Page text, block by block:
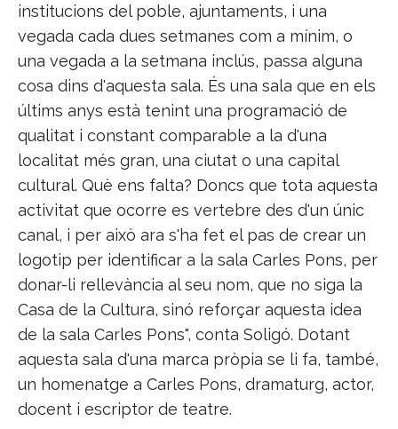
institucions del poble, ajuntaments, i una
vegada cada dues setmanes com a mínim, o
una vegada a la setmana inclús, passa alguna
cosa dins d'aquesta sala. És una sala que en els
últims anys està tenint una programació de
qualitat i constant comparable a la d'una
localitat més gran, una ciutat o una capital
cultural. Què ens falta? Doncs que tota aquesta
activitat que ocorre es vertebre des d'un únic
canal, i per això ara s'ha fet el pas de crear un
logotip per identificar a la sala Carles Pons, per
donar-li rellevància al seu nom, que no siga la
Casa de la Cultura, sinó reforçar aquesta idea
de la sala Carles Pons", conta Soligó. Dotant
aquesta sala d'una marca pròpia se li fa, també,
un homenatge a Carles Pons, dramaturg, actor,
docent i escriptor de teatre.